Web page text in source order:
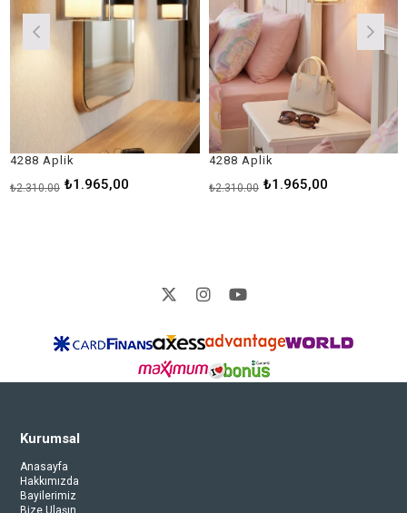
₺1.965,00
4288 Aplik
₺1.965,00
₺2.310,00
Kurumsal
Anasayfa
Hakkımızda
Bayilerimiz
Bize Ulaşın